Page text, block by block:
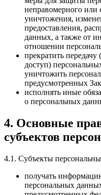
неправомерного или
уничтожения,
предоставления,
данных, а также от
отношении
прекратить передачу
доступ)
уничтожить
предусмотренных
исполнять иные
о персональных
4. Основные
субъектов
4.1. Субъекты
получать
персональных